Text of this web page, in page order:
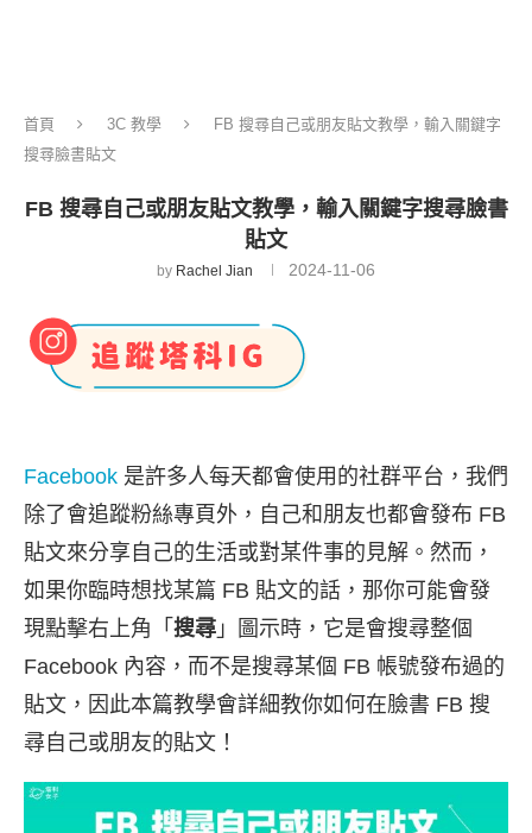
首頁 3C 教學
FB 搜尋自己或朋友貼文教學，輸入關鍵字
搜尋臉書貼文
FB 搜尋自己或朋友貼文教學，輸入關鍵字搜尋臉書
貼文
by Rachel Jian 2024-11-06
Facebook 是許多人每天都會使用的社群平台，我們
除了會追蹤粉絲專頁外，自己和朋友也都會發布 FB
貼文來分享自己的生活或對某件事的見解。然而，
如果你臨時想找某篇 FB 貼文的話，那你可能會發
現點擊右上角「 搜尋 」圖示時，它是會搜尋整個
Facebook 內容，而不是搜尋某個 FB 帳號發布過的
貼文，因此本篇教學會詳細教你如何在臉書 FB 搜
尋自己或朋友的貼文！